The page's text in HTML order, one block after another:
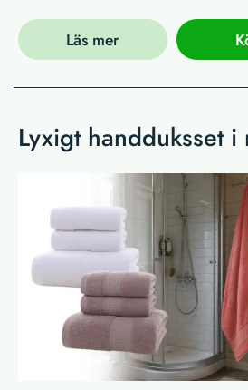
Läs mer
Lyxigt handduksset